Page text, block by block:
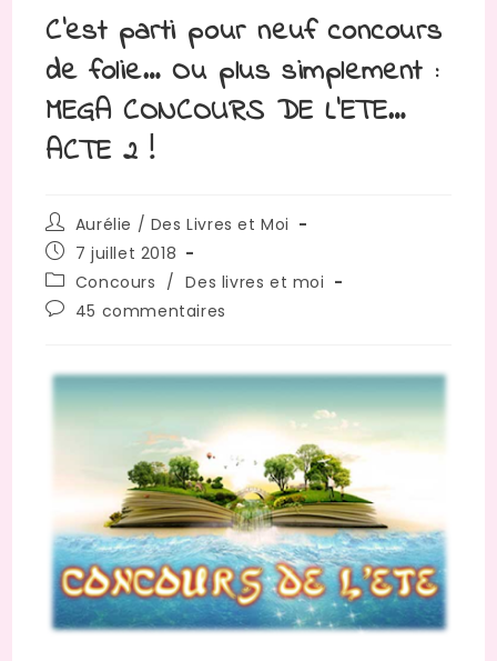
C’est parti pour neuf concours
de folie… Ou plus simplement :
MEGA CONCOURS DE L’ETE…
ACTE 2 !
Auteur/autrice
de
la
publication :
Aurélie / Des Livres et Moi
Publication
publiée :
7 juillet 2018
Post
category:
Concours / Des livres et moi
Commentaires
publication :
45 commentaires